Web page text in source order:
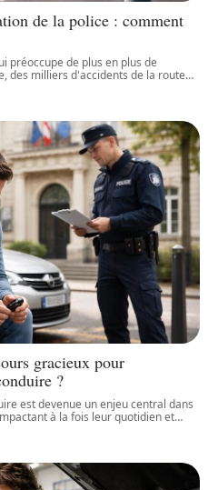
de la police : comment
préoccupe de plus en plus de
des milliers d'accidents de la route…
gracieux pour
?
est devenue un enjeu central dans
à la fois leur quotidien et…